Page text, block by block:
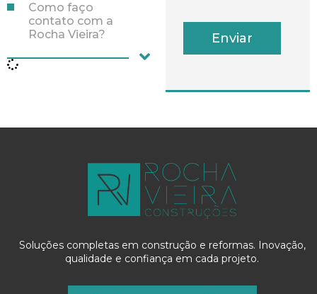
Como faço
contato com a
Rocha Vieira?
Enviar
Soluções completas em construção e reformas. Inovação,
qualidade e confiança em cada projeto.